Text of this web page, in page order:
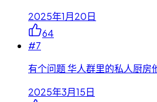
2025年1月20日
64
#7
有个问题 华人群里的私人厨房
2025年3月15日